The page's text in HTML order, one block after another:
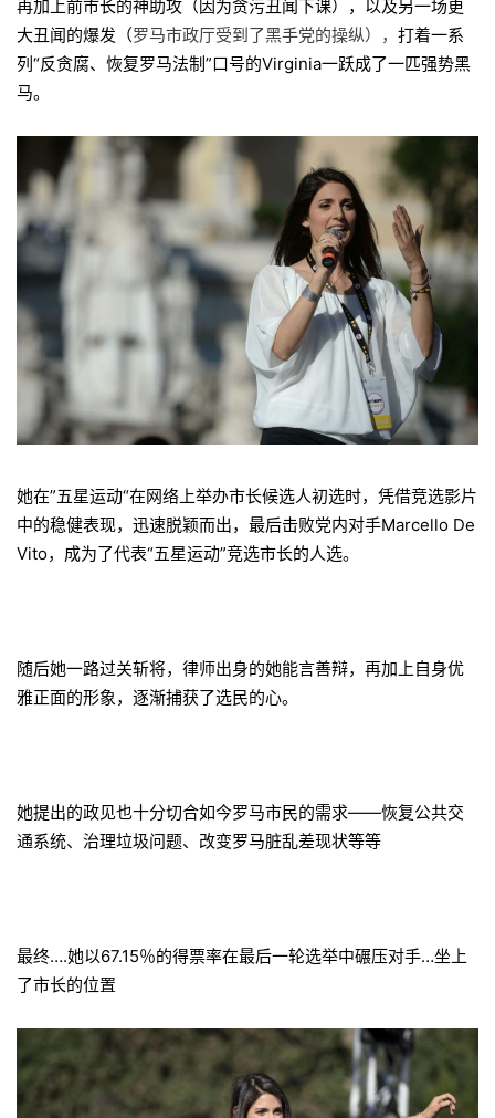
再加上前市长的神助攻（因为贪污丑闻下课），以及另一场更
大丑闻的爆发（罗马市政厅受到了黑手党的操纵）， 打着一系
列“反贪腐、恢复罗马法制”口号的Virginia一跃成了一匹强势黑
马。
她在”五星运动“在网络上举办市长候选人初选时，凭借竞选影片
中的稳健表现，迅速脱颖而出，最后击败党内对手Marcello De
Vito，成为了代表“五星运动”竞选市长的人选。
随后她一路过关斩将，律师出身的她能言善辩，再加上自身优
雅正面的形象，逐渐捕获了选民的心。
她提出的政见也十分切合如今罗马市民的需求——恢复公共交
通系统、治理垃圾问题、改变罗马脏乱差现状等等
最终….她以67.15％的得票率在最后一轮选举中碾压对手…坐上
了市长的位置